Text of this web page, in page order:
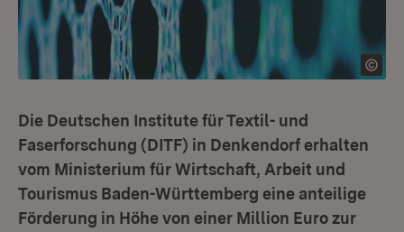
Die Deutschen Institute für Textil- und
Faserforschung (DITF) in Denkendorf erhalten
vom Ministerium für Wirtschaft, Arbeit und
Tourismus Baden-Württemberg eine anteilige
Förderung in Höhe von einer Million Euro zur